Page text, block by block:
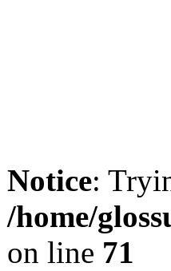
Notice:
/home/
on line 71